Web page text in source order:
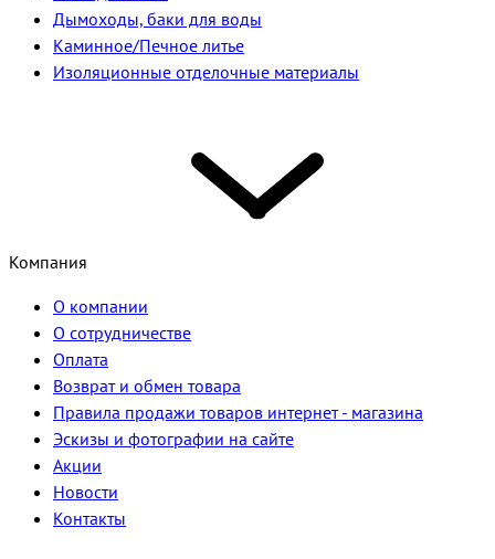
Дымоходы, баки для воды
Каминное/Печное литье
Изоляционные отделочные материалы
Компания
О компании
О сотрудничестве
Оплата
Возврат и обмен товара
Правила продажи товаров интернет - магазина
Эскизы и фотографии на сайте
Акции
Новости
Контакты